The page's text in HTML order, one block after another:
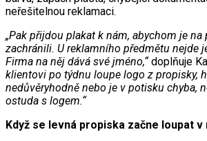
neřešitelnou reklamaci.
„Pak přijdou plakat k nám, abychom je
zachránili. U reklamního předmětu nejde
Firma na něj dává své jméno,“doplňuje
klientovi po týdnu loupe logo z propisky,
nedůvěryhodně nebo je v potisku chyba,
ostuda s logem.“
Když se levná propiska začne loupat v